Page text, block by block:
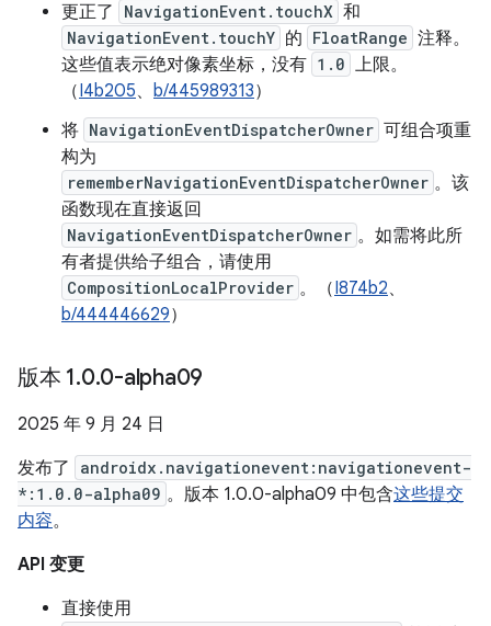
更正了
NavigationEvent.touchX 和
NavigationEvent.touchY 的 FloatRange 注释。
这些值表示绝对像素坐标，没有 1.0 上限。
（I4b205、 b/445989313）
将 NavigationEventDispatcherOwner 可组合项重
构为
rememberNavigationEventDispatcherOwner 。该
函数现在直接返回
NavigationEventDispatcherOwner 。如需将此所
有者提供给子组合，请使用
CompositionLocalProvider 。（I874b2、
b/444446629）
版本 1.0.0-alpha09
2025 年 9 月 24 日
发布了
androidx.navigationevent:navigationevent-
*:1.0.0-alpha09 。版本 1.0.0-alpha09 中包含这些提交
内容。
API 变更
直接使用